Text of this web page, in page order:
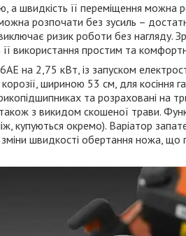
а швидкість її переміщення можна
розпочати без зусиль –
ризик роботи без нагляду.
використання простим та
на 2,75 кВт, із запуском
шириною 53 см, для косіння
та розраховані на
з викидом скошеної трави.
купуються окремо). Варіатор
швидкості обертання ножа, що